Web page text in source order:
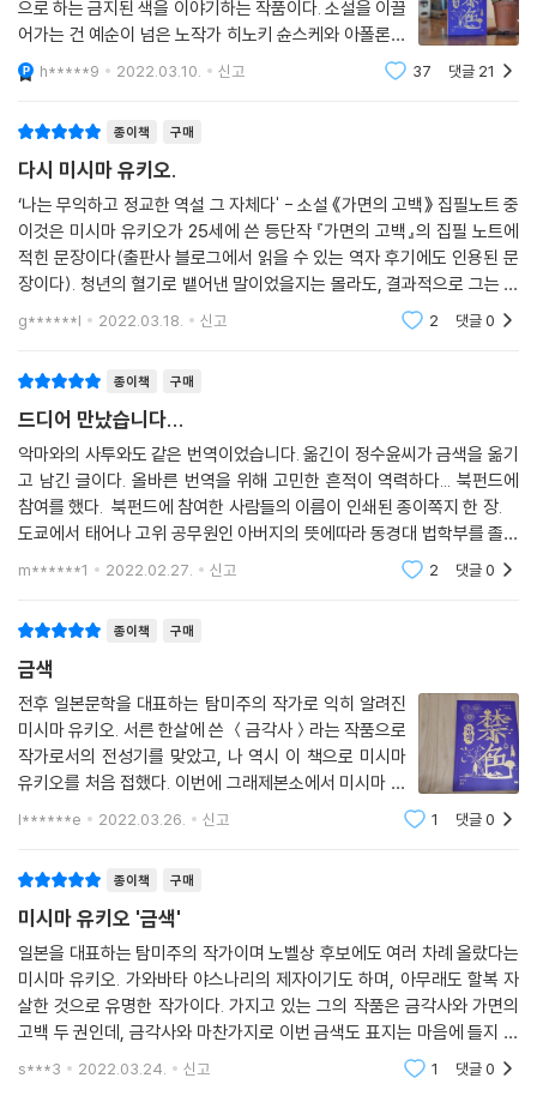
정욕이 채워지고 서로 단순한 동성이라는 개체로 돌아가는 고독한 상태,
그 상태를 만들어내기 위해 존재하는 정욕은 아닐까. 이 종족들은 남자이
서로 사랑하기 때문에 비로소 남자라는 사실을 발견하는 것은 아닐까. 사
랑하기 이전 이 사람들의 의식에는 무언가 대단히 애매한 것이 있다. 이 욕
망에는 육욕이라기보다 형이상학적인 욕구에 가까운 것이 있다. 그것은 무
엇일까?
--- p.424
자네의 내면은 바뀌었는지 몰라도, 자네의 외면은 처음 봤을 때와 조금도
달라지지 않았어. 자네의 외면은 아무런 영향도 받지 않았네. 현실은 자네
능이 있다네. 현실 따위에 결코 정복당하지 않지…….
--- p.577
사랑이란, 적어도 나의 사랑이란, 소크라테스의 사랑만큼도 희망이 없네.
사랑은 오직 절망에서만 싹을 틔우지.
--- p.579
이 갈 거야. 아름다움이란 인간에게 있어 자연이라네. 인간적인 조건 아래
놓인 자연이란 말일세. 인간 안에 있으면서 인간을 가장 깊숙이 규제하고
인간에 반항하는 것이 아름다움이야. 정신은 아름다움 덕분에 한시도 편히
쉴 수가 없어…….
--- p.581
“소설가의 최대 덕목은 얼마나 전력을 다했는가에 달렸다”
-미시마 유키오
강렬하고 뜨거운 문체로 인물들의 미묘한 심리를
다채롭게 묘사한 미시마 유키오의 문제적 걸작
《금색》은 추한 외모를 지녔지만 정신성으로 무장한 노작가 히노키 슌스케
와, 정신은 빈약하지만 완벽한 육체 자체로 예술의 완성이라 할 만한 아름
다운 청년 유이치를 내세워 인간을 구성하는 정신과 육체, 관념과 예술의
충돌을 흥미진진하게 그리는 작품이다. 추한 외모로 어머니로부터도 버림
받은 남자, 뛰어난 작가로 세상의 인정을 받았지만 사랑하는 여자들로부터
나러 갔다가 그녀의 약혼자인 미나미 유이치를 만난다. 아름다운 청년 유
이치는 마치 고대 그리스 조각상처럼 눈부시게 아름다운 육체를 지녔다.
태어나면서부터 예술작품처럼 아름다운 외모, 그것은 슌스케가 그토록 갈
망했지만 손에 쥘 수 없었던 청춘의 모습이었다. 평생 여자들의 애정을 갈
망했지만 추한 외모로 외면받아온 슌스케는, 조각처럼 아름다운 육체를 지
녔지만 여자를 사랑하지 못하는 유이치를 통해 자신을 버린 여자들에 대한
뒤틀린 복수를 계획한다. 창조자가 빚는 대로 형상화되는 죽은 조각품처럼
유이치는 처음에는 슌스케의 기묘하고 뒤틀린 복수의 계획에 순순히 따르
순간부터, 아름다운 육체를 지닌 예술작품은 정신의 통제를 벗어나 자신의
아름다움을 무기로 저항하기 시작한다. 뛰어난 정신성으로 무장한 노작가
슌스케와, 예술적인 육체를 지닌 청년 유이치의 흥미진진한 결합과 충돌은
결국 예상치 못한 파국으로 치닫는다.
으로 하는 금지된 색을 이야기하는 작품이다. 소설을 이끌
어가는 건 예순이 넘은 노작가 히노키 슌스케와 아폴론처
럼 놀랄 만큼 아름다운 청년 미나미 유이치다. 유이치가
자기를 좋아하는 야스코와 결혼을 할 수 없다고 말하자 슌
h*****9 2022.03.10. 신고 37 댓글 21
종이책 구매
다시 미시마 유키오.
‘나는 무익하고 정교한 역설 그 자체다' - 소설 《가면의 고백》 집필노트 중
이것은 미시마 유키오가 25세에 쓴 등단작 『가면의 고백』의 집필 노트에
적힌 문장이다(출판사 블로그에서 읽을 수 있는 역자 후기에도 인용된 문
장이다). 청년의 혈기로 뱉어낸 말이었을지는 몰라도, 결과적으로 그는 이
당돌한 선언대로 생을 산 셈이고, 세상의 기억 속에도 그처럼 박제되었다.
이 '미시
g******l 2022.03.18. 신고 2 댓글0
종이책 구매
드디어 만났습니다...
악마와의 사투와도 같은 번역이었습니다. 옮긴이 정수윤씨가 금색을 옮기
고 남긴 글이다. 올바른 번역을 위해 고민한 흔적이 역력하다... 북펀드에
참여를 했다. 북펀드에 참여한 사람들의 이름이 인쇄된 종이쪽지 한 장.
도쿄에서 태어나 고위 공무원인 아버지의 뜻에따라 동경대 법학부를 졸업
회사생활을 1년간 한 후 전업작가가 되기로... 금색과 금각사로 이어지는
m******1 2022.02.27. 신고 2 댓글0
종이책 구매
금색
전후 일본문학을 대표하는 탐미주의 작가로 익히 알려진
미시마 유키오. 서른 한살에 쓴 ＜금각사＞라는 작품으로
작가로서의 전성기를 맞았고, 나 역시 이 책으로 미시마
유키오를 처음 접했다. 이번에 그래제본소에서 미시마 유
키오 작가의 금색을 출간한다고 해서 북펀딩에 참여했다.
l******e 2022.03.26. 신고 1 댓글0
종이책 구매
미시마 유키오 '금색'
일본을 대표하는 탐미주의 작가이며 노벨상 후보에도 여러 차례 올랐다는
미시마 유키오. 가와바타 야스나리의 제자이기도 하며, 아무래도 할복 자
살한 것으로 유명한 작가이다. 가지고 있는 그의 작품은 금각사와 가면의
고백 두 권인데, 금각사와 마찬가지로 이번 금색도 표지는 마음에 들지 않
는다. '나의 작품은 결코 우행이 아니다'라는 슌스케의 말처럼 미시마의 작
s***3 2022.03.24. 신고 1 댓글0